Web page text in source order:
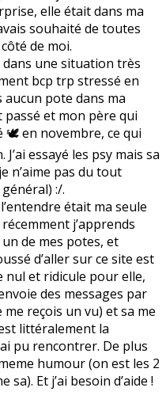
elle était dans ma
souhaité de toutes
de moi.
dans une situation très
bcp trp stressé en
aucun pote dans ma
passé et mon père qui
🕊️ en novembre, ce qui
essayé les psy mais sa
n’aime pas du tout
:/.
était ma seule
j’apprends
un de mes potes, et
d’aller sur ce site est
nul et ridicule pour elle,
des messages par
reçois un vu) et sa me
littéralement la
pu rencontrer. De plus
humour (on est les 2
sa). Et j’ai besoin d’aide !